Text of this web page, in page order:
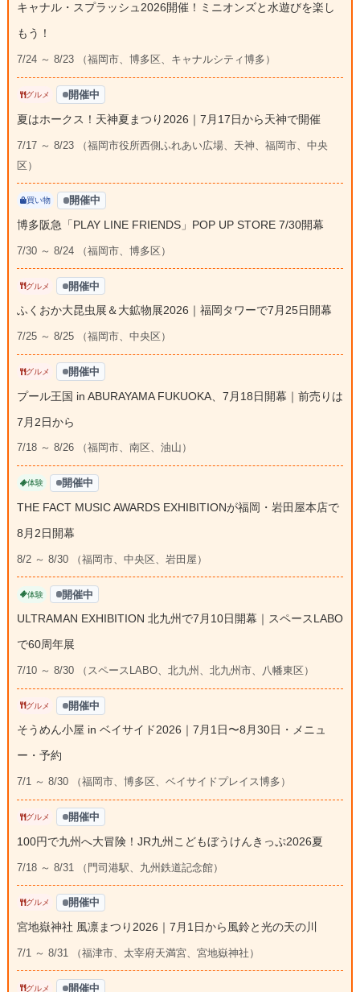
キャナル・スプラッシュ2026開催！ミニオンズと水遊びを楽し
もう！
7/24 ～ 8/23 （福岡市、博多区、キャナルシティ博多）
グルメ 開催中
夏はホークス！天神夏まつり2026｜7月17日から天神で開催
7/17 ～ 8/23 （福岡市役所西側ふれあい広場、天神、福岡市、中央
区）
買い物 開催中
博多阪急「PLAY LINE FRIENDS」POP UP STORE 7/30開幕
7/30 ～ 8/24 （福岡市、博多区）
グルメ 開催中
ふくおか大昆虫展＆大鉱物展2026｜福岡タワーで7月25日開幕
7/25 ～ 8/25 （福岡市、中央区）
グルメ 開催中
プール王国 in ABURAYAMA FUKUOKA、7月18日開幕｜前売りは
7月2日から
7/18 ～ 8/26 （福岡市、南区、油山）
体験 開催中
THE FACT MUSIC AWARDS EXHIBITIONが福岡・岩田屋本店で
8月2日開幕
8/2 ～ 8/30 （福岡市、中央区、岩田屋）
体験 開催中
ULTRAMAN EXHIBITION 北九州で7月10日開幕｜スペースLABO
で60周年展
7/10 ～ 8/30 （スペースLABO、北九州、北九州市、八幡東区）
グルメ 開催中
そうめん小屋 in ベイサイド2026｜7月1日〜8月30日・メニュ
ー・予約
7/1 ～ 8/30 （福岡市、博多区、ベイサイドプレイス博多）
グルメ 開催中
100円で九州へ大冒険！JR九州こどもぼうけんきっぷ2026夏
7/18 ～ 8/31 （門司港駅、九州鉄道記念館）
グルメ 開催中
宮地嶽神社 風凛まつり2026｜7月1日から風鈴と光の天の川
7/1 ～ 8/31 （福津市、太宰府天満宮、宮地嶽神社）
グルメ 開催中